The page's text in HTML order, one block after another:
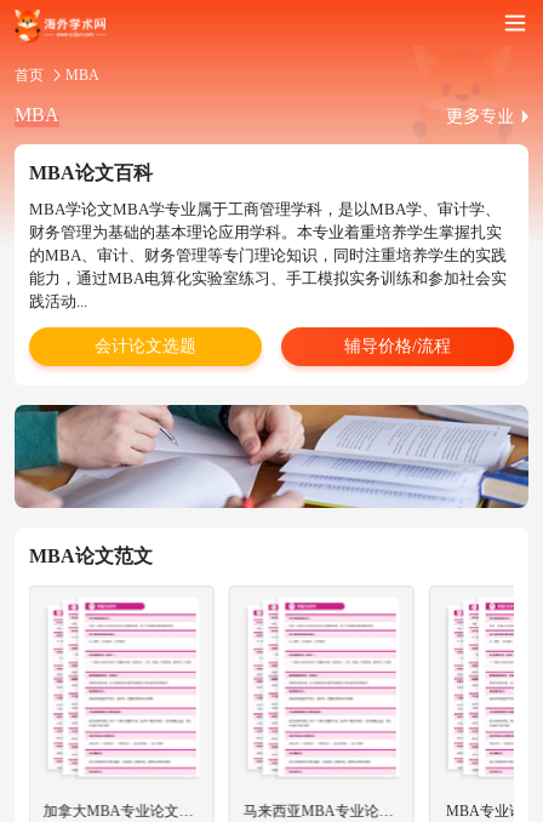
首页 MBA
MBA
MBA论文百科
MBA学论文MBA学专业属于工商管理学科，是以MBA学、审计学、
财务管理为基础的基本理论应用学科。本专业着重培养学生掌握扎实
的MBA、审计、财务管理等专门理论知识，同时注重培养学生的实践
能力，通过MBA电算化实验室练习、手工模拟实务训练和参加社会实
践活动...
会计论文选题 辅导价格/流程
MBA论文范文
加拿大MBA专业论文辅导价格多少合适？ 马来西亚MBA专业论文本科辅导费用大概多少？ MBA专业论文